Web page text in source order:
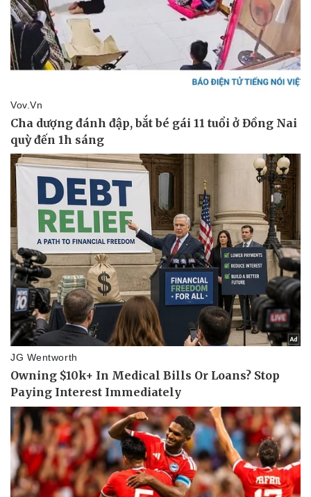
Thể thao
Lịch thi đấu bóng đá
Thế giới thể thao
eSports
Hậu trường
Ô tô - Xe máy
Xe máy
Tư vấn